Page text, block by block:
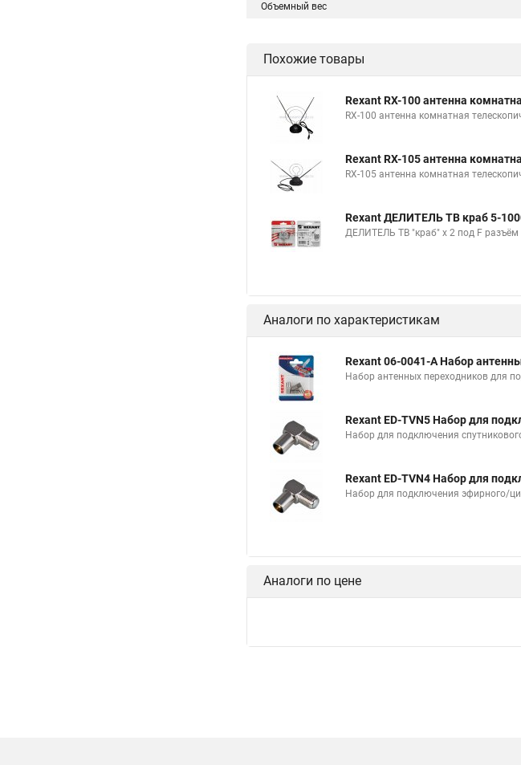
Объемный вес
Похожие товары
Rexant RX-100 антенна
RX-100 антенна комнатная
Rexant RX-105 антенна
RX-105 антенна комнатная
Rexant ДЕЛИТЕЛЬ ТВ краб 5-
ДЕЛИТЕЛЬ ТВ "краб" х 2 под F разъём
Аналоги по характеристикам
Rexant 06-0041-A Набор
Набор антенных переходников для
Rexant ED-TVN5 Набор для
Набор для подключения
Rexant ED-TVN4 Набор для
Набор для подключения эфирного/
Аналоги по цене